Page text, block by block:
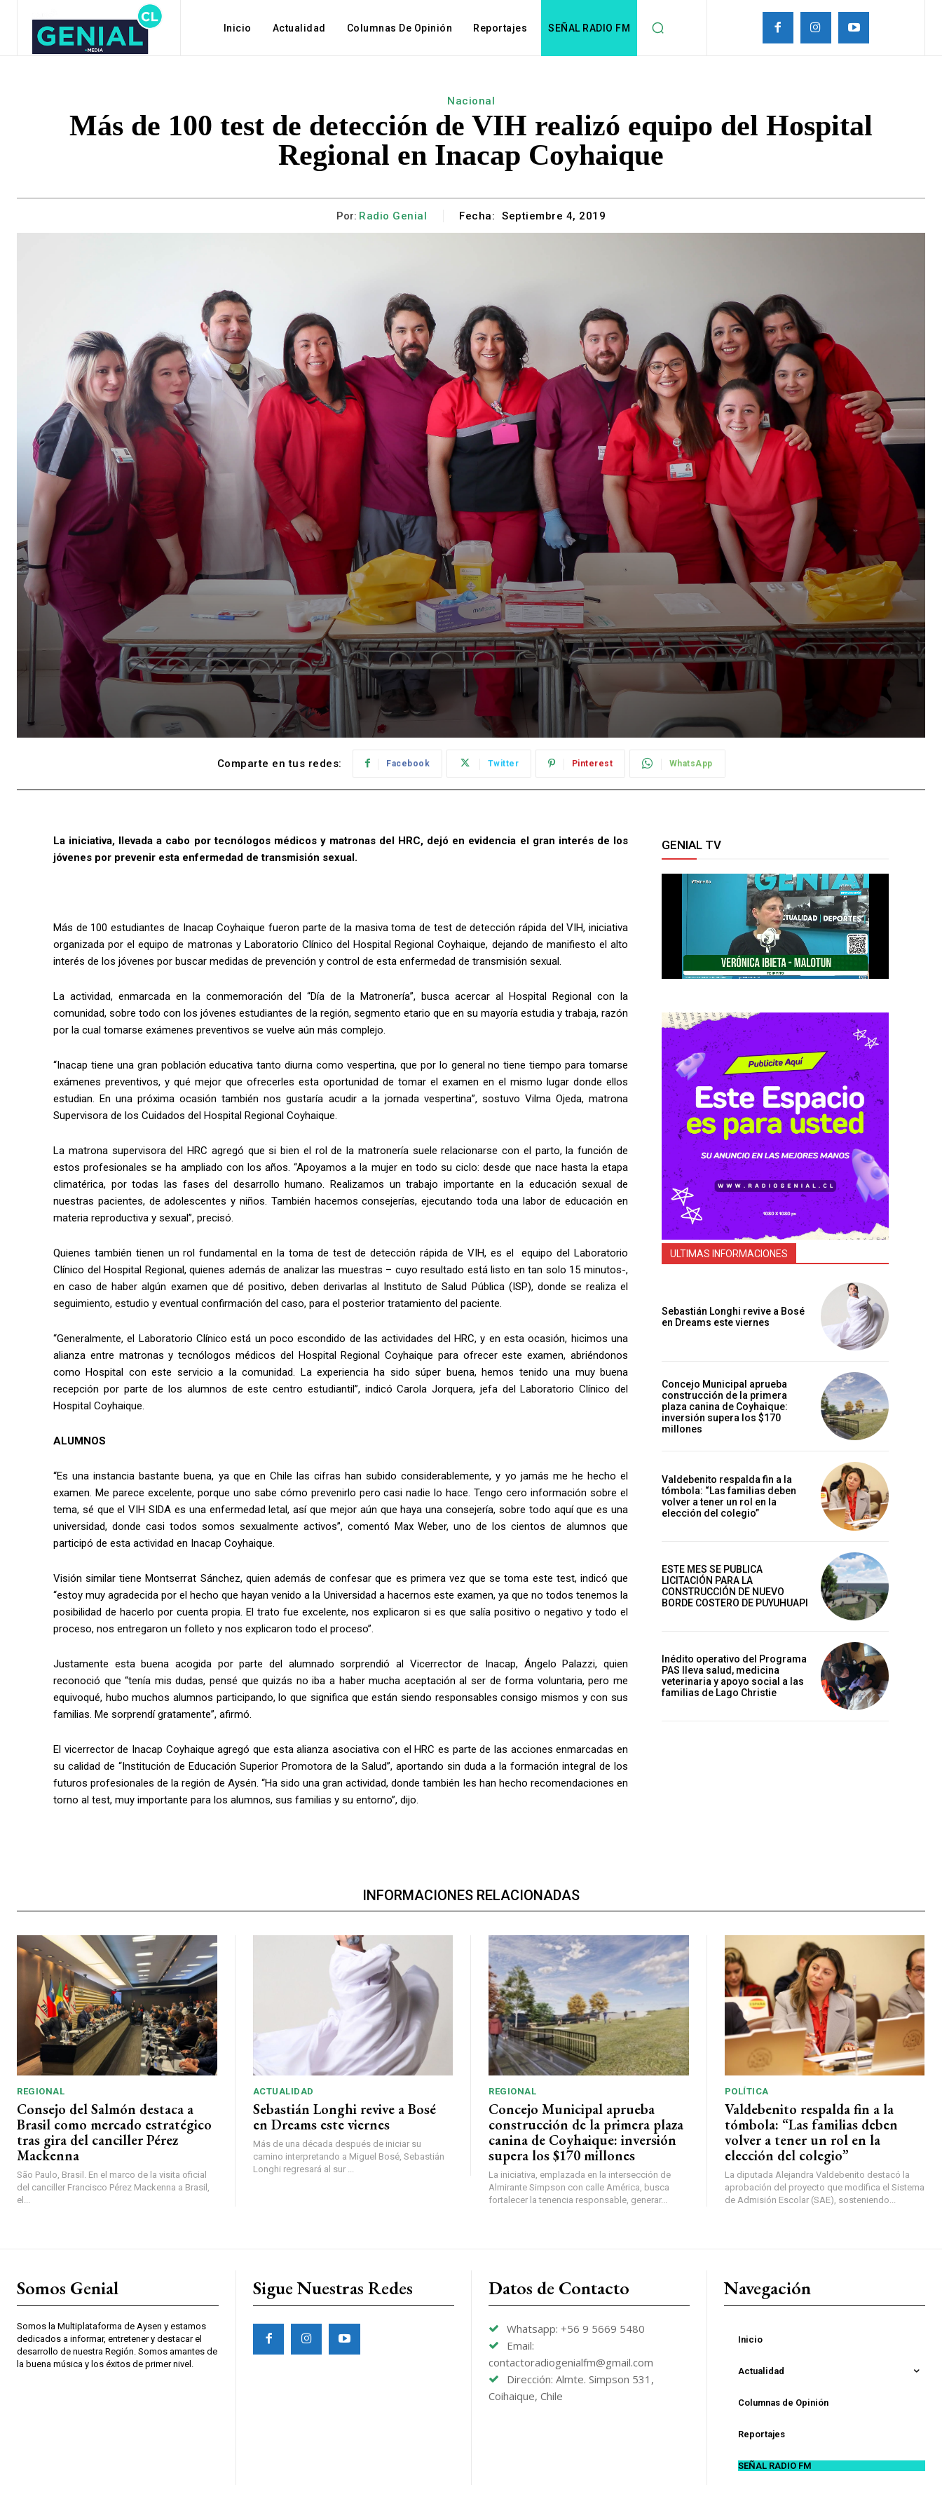
Inicio Actualidad Columnas De Opinión Reportajes SEÑAL RADIO FM
Nacional
Más de 100 test de detección de VIH realizó equipo del Hospital
Regional en Inacap Coyhaique
Por: Radio Genial Fecha: Septiembre 4, 2019
Comparte en tus redes: Facebook Twitter Pinterest WhatsApp
La iniciativa, llevada a cabo por tecnólogos médicos y matronas del HRC, dejó en evidencia el gran interés de los
jóvenes por prevenir esta enfermedad de transmisión sexual.
Más de 100 estudiantes de Inacap Coyhaique fueron parte de la masiva toma de test de detección rápida del VIH, iniciativa
organizada por el equipo de matronas y Laboratorio Clínico del Hospital Regional Coyhaique, dejando de manifiesto el alto
interés de los jóvenes por buscar medidas de prevención y control de esta enfermedad de transmisión sexual.
La actividad, enmarcada en la conmemoración del “Día de la Matronería”, busca acercar al Hospital Regional con la
comunidad, sobre todo con los jóvenes estudiantes de la región, segmento etario que en su mayoría estudia y trabaja, razón
por la cual tomarse exámenes preventivos se vuelve aún más complejo.
“Inacap tiene una gran población educativa tanto diurna como vespertina, que por lo general no tiene tiempo para tomarse
exámenes preventivos, y qué mejor que ofrecerles esta oportunidad de tomar el examen en el mismo lugar donde ellos
estudian. En una próxima ocasión también nos gustaría acudir a la jornada vespertina”, sostuvo Vilma Ojeda, matrona
Supervisora de los Cuidados del Hospital Regional Coyhaique.
La matrona supervisora del HRC agregó que si bien el rol de la matronería suele relacionarse con el parto, la función de
estos profesionales se ha ampliado con los años. “Apoyamos a la mujer en todo su ciclo: desde que nace hasta la etapa
climatérica, por todas las fases del desarrollo humano. Realizamos un trabajo importante en la educación sexual de
nuestras pacientes, de adolescentes y niños. También hacemos consejerías, ejecutando toda una labor de educación en
materia reproductiva y sexual”, precisó.
Quienes también tienen un rol fundamental en la toma de test de detección rápida de VIH, es el equipo del Laboratorio
Clínico del Hospital Regional, quienes además de analizar las muestras – cuyo resultado está listo en tan solo 15 minutos-,
en caso de haber algún examen que dé positivo, deben derivarlas al Instituto de Salud Pública (ISP), donde se realiza el
seguimiento, estudio y eventual confirmación del caso, para el posterior tratamiento del paciente.
“Generalmente, el Laboratorio Clínico está un poco escondido de las actividades del HRC, y en esta ocasión, hicimos una
alianza entre matronas y tecnólogos médicos del Hospital Regional Coyhaique para ofrecer este examen, abriéndonos
como Hospital con este servicio a la comunidad. La experiencia ha sido súper buena, hemos tenido una muy buena
recepción por parte de los alumnos de este centro estudiantil”, indicó Carola Jorquera, jefa del Laboratorio Clínico del
Hospital Coyhaique.
ALUMNOS
“Es una instancia bastante buena, ya que en Chile las cifras han subido considerablemente, y yo jamás me he hecho el
examen. Me parece excelente, porque uno sabe cómo prevenirlo pero casi nadie lo hace. Tengo cero información sobre el
tema, sé que el VIH SIDA es una enfermedad letal, así que mejor aún que haya una consejería, sobre todo aquí que es una
universidad, donde casi todos somos sexualmente activos”, comentó Max Weber, uno de los cientos de alumnos que
participó de esta actividad en Inacap Coyhaique.
Visión similar tiene Montserrat Sánchez, quien además de confesar que es primera vez que se toma este test, indicó que
“estoy muy agradecida por el hecho que hayan venido a la Universidad a hacernos este examen, ya que no todos tenemos la
posibilidad de hacerlo por cuenta propia. El trato fue excelente, nos explicaron si es que salía positivo o negativo y todo el
proceso, nos entregaron un folleto y nos explicaron todo el proceso”.
Justamente esta buena acogida por parte del alumnado sorprendió al Vicerrector de Inacap, Ángelo Palazzi, quien
reconoció que “tenía mis dudas, pensé que quizás no iba a haber mucha aceptación al ser de forma voluntaria, pero me
equivoqué, hubo muchos alumnos participando, lo que significa que están siendo responsables consigo mismos y con sus
familias. Me sorprendí gratamente”, afirmó.
El vicerrector de Inacap Coyhaique agregó que esta alianza asociativa con el HRC es parte de las acciones enmarcadas en
su calidad de “Institución de Educación Superior Promotora de la Salud”, aportando sin duda a la formación integral de los
futuros profesionales de la región de Aysén. “Ha sido una gran actividad, donde también les han hecho recomendaciones en
torno al test, muy importante para los alumnos, sus familias y su entorno”, dijo.
GENIAL TV
ULTIMAS INFORMACIONES
Sebastián Longhi revive a Bosé
en Dreams este viernes
Concejo Municipal aprueba
construcción de la primera
plaza canina de Coyhaique:
inversión supera los $170
millones
Valdebenito respalda fin a la
tómbola: “Las familias deben
volver a tener un rol en la
elección del colegio”
ESTE MES SE PUBLICA
LICITACIÓN PARA LA
CONSTRUCCIÓN DE NUEVO
BORDE COSTERO DE PUYUHUAPI
Inédito operativo del Programa
PAS lleva salud, medicina
veterinaria y apoyo social a las
familias de Lago Christie
INFORMACIONES RELACIONADAS
REGIONAL
Consejo del Salmón destaca a
Brasil como mercado estratégico
tras gira del canciller Pérez
Mackenna
São Paulo, Brasil. En el marco de la visita oficial
del canciller Francisco Pérez Mackenna a Brasil,
el...
ACTUALIDAD
Sebastián Longhi revive a Bosé
en Dreams este viernes
Más de una década después de iniciar su
camino interpretando a Miguel Bosé, Sebastián
Longhi regresará al sur ...
REGIONAL
Concejo Municipal aprueba
construcción de la primera plaza
canina de Coyhaique: inversión
supera los $170 millones
La iniciativa, emplazada en la intersección de
Almirante Simpson con calle América, busca
fortalecer la tenencia responsable, generar...
POLÍTICA
Valdebenito respalda fin a la
tómbola: “Las familias deben
volver a tener un rol en la
elección del colegio”
La diputada Alejandra Valdebenito destacó la
aprobación del proyecto que modifica el Sistema
de Admisión Escolar (SAE), sosteniendo...
Somos Genial
Somos la Multiplataforma de Aysen y estamos
dedicados a informar, entretener y destacar el
desarrollo de nuestra Región. Somos amantes de
la buena música y los éxitos de primer nivel.
Sigue Nuestras Redes Datos de Contacto
Whatsapp: +56 9 5669 5480
Email:
contactoradiogenialfm@gmail.com
Dirección: Almte. Simpson 531,
Coihaique, Chile
Navegación
Inicio
Actualidad
Columnas de Opinión
Reportajes
SEÑAL RADIO FM